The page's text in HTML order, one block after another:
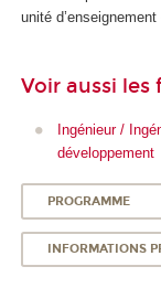
unité
Voir aussi
Ingénieur /
développement
PROGRAMME
INFORMATIONS